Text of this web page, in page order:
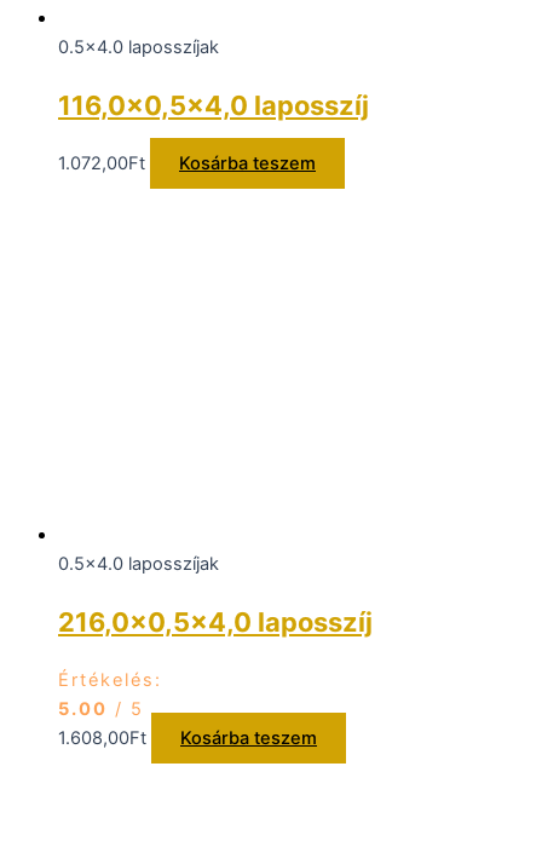
0.5x4.0 laposszíjak
116,0×0,5×4,0 laposszíj
1.072,00Ft Kosárba teszem
0.5x4.0 laposszíjak
216,0×0,5×4,0 laposszíj
Értékelés:
5.00 / 5
1.608,00Ft Kosárba teszem